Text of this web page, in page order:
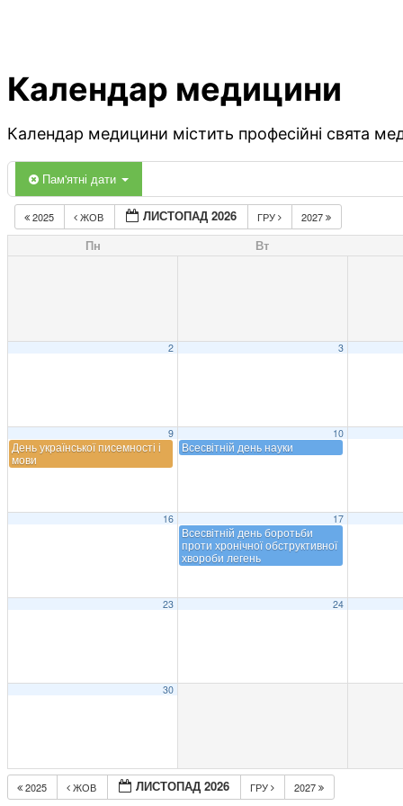
Календар медицини
Календар медицини містить професійні свята
Пам'ятні дати
2025 ЖОВ ЛИСТОПАД 2026 ГРУ 2027
Пн Вт
2 3
9
День української писемності і
мови
10
Всесвітній день науки
16 17
Всесвітній день боротьби
проти хронічної обструктивної
хвороби легень
23 24
30
2025 ЖОВ ЛИСТОПАД 2026 ГРУ 2027